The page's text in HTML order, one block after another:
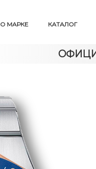
О МАРКЕ КАТАЛОГ